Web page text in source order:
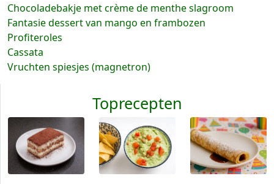
Chocoladebakje met crème de menthe slagroom
Fantasie dessert van mango en frambozen
Profiteroles
Cassata
Vruchten spiesjes (magnetron)
Toprecepten